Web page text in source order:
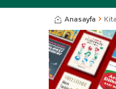
Anasayfa